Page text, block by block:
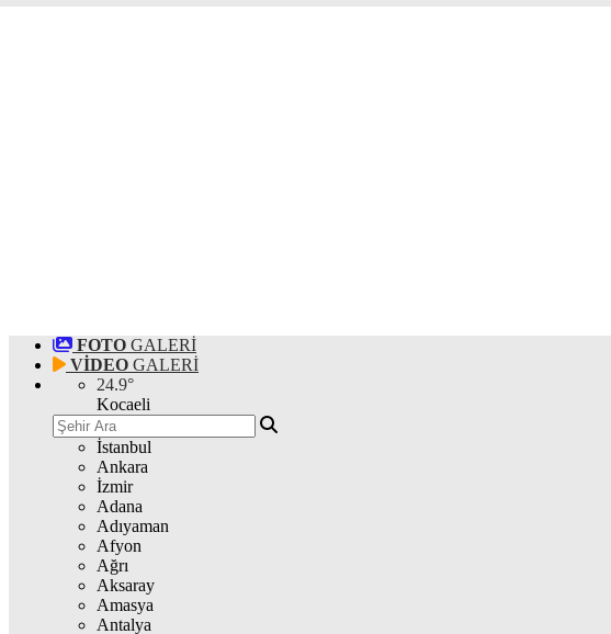
FOTO GALERİ
VİDEO GALERİ
24.9°
Kocaeli
İstanbul
Ankara
İzmir
Adana
Adıyaman
Afyon
Ağrı
Aksaray
Amasya
Antalya